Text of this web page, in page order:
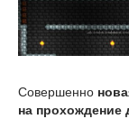
Совершенно
на прохождение